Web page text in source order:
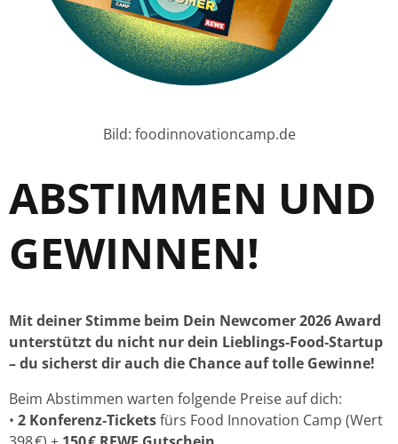
Bild: foodinnovationcamp.de
ABSTIMMEN UND
GEWINNEN!
Mit deiner Stimme beim Dein Newcomer 2026 Award
unterstützt du nicht nur dein Lieblings‑Food‑Startup
– du sicherst dir auch die Chance auf tolle Gewinne!
Beim Abstimmen warten folgende Preise auf dich:
• 2 Konferenz‑Ticketsfürs Food Innovation Camp (Wert